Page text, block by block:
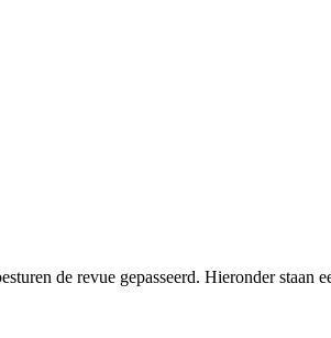
de revue gepasseerd. Hieronder staan